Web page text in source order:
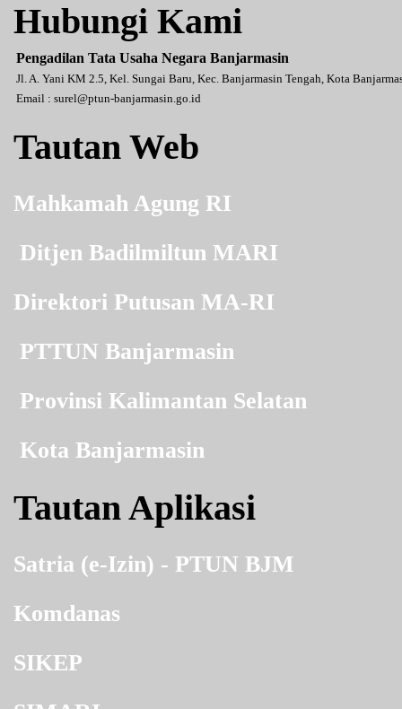
Hubungi Kami
Pengadilan Tata Usaha Negara Banjarmasin
Jl. A. Yani KM 2.5, Kel. Sungai Baru, Kec. Banjarmasin Tengah, Kota
Email : surel@ptun-banjarmasin.go.id
Tautan Web
Mahkamah Agung RI
Ditjen Badilmiltun MARI
Direktori Putusan MA-RI
PTTUN Banjarmasin
Provinsi Kalimantan Selatan
Kota Banjarmasin
Tautan Aplikasi
Satria (e-Izin) - PTUN BJM
Komdanas
SIKEP